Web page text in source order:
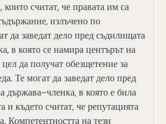
считат, че правата им са
излъчено по
да заведат дело пред съдилищата
в която се намира центърът на
да получат обезщетение за
Те могат да заведат дело пред
държава-членка, в която е била
и където считат, че репутацията
Компетентността на тези